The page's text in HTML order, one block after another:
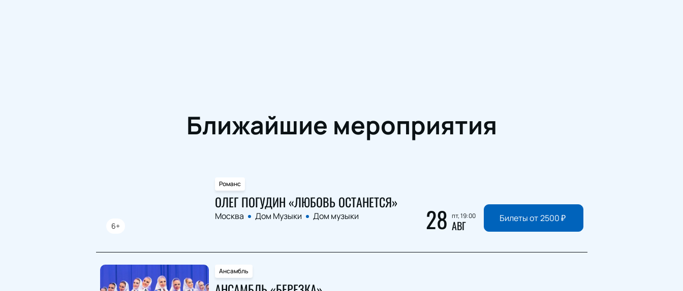
Ближайшие мероприятия
6+
Романс
ОЛЕГ ПОГУДИН «ЛЮБОВЬ ОСТАНЕТСЯ»
Москва Дом Музыки Дом музыки 28 пт, 19:00
АВГ Билеты от 2500₽
Ансамбль